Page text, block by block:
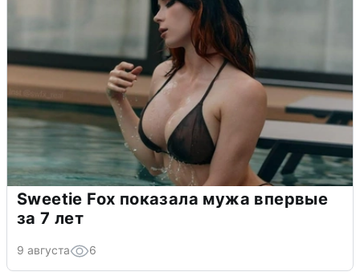
Sweetie Fox показала мужа впервые
за 7 лет
9 августа 6